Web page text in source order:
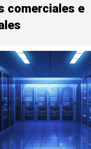
comerciales e